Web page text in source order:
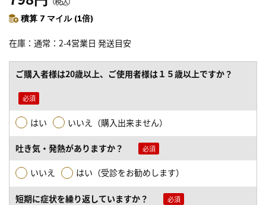
積算 7 マイル (1倍)
在庫 通常：2-4営業日 発送目安
ご購入者様は20歳以上、ご使用者様は１５歳以上ですか？
はい いいえ（購入出来ません）
吐き気・発熱がありますか？
いいえ はい（受診をお勧めします）
短期に症状を繰り返していますか？